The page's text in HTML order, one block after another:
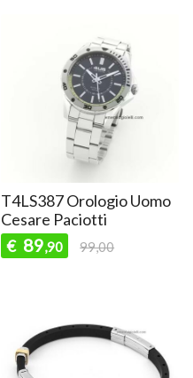
T4LS387 Orologio Uomo
Cesare Paciotti
€ 89,90 99,00